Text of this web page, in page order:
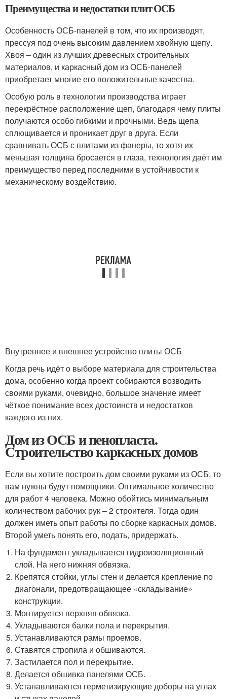
Преимущества и недостатки плит ОСБ
Особенность ОСБ-панелей в том, что их производят,
прессуя под очень высоким давлением хвойную щепу.
Хвоя – один из лучших древесных строительных
материалов, и каркасный дом из ОСБ-панелей
приобретает многие его положительные качества.
Особую роль в технологии производства играет
перекрёстное расположение щеп, благодаря чему плиты
получаются особо гибкими и прочными. Ведь щепа
сплющивается и проникает друг в друга. Если
сравнивать ОСБ с плитами из фанеры, то хотя их
меньшая толщина бросается в глаза, технология даёт им
преимущество перед последними в устойчивости к
механическому воздействию.
Внутреннее и внешнее устройство плиты ОСБ
Когда речь идёт о выборе материала для строительства
дома, особенно когда проект собираются возводить
своими руками, очевидно, большое значение имеет
чёткое понимание всех достоинств и недостатков
каждого из них.
Дом из ОСБ и пенопласта.
Строительство каркасных домов
Если вы хотите построить дом своими руками из ОСБ, то
вам нужны будут помощники. Оптимальное количество
для работ 4 человека. Можно обойтись минимальным
количеством рабочих рук – 2 строителя. Тогда один
должен иметь опыт работы по сборке каркасных домов.
Второй уметь понять его, подать, придержать.
На фундамент укладывается гидроизоляционный
слой. На него нижняя обвязка.
Крепятся стойки, углы стен и делается крепление по
диагонали, предотвращающее «складывание»
конструкции.
Монтируется верхняя обвязка.
Укладываются балки пола и перекрытия.
Устанавливаются рамы проемов.
Ставятся стропила и обшиваются.
Застилается пол и перекрытие.
Делается обшивка панелями ОСБ.
Устанавливаются герметизирующие доборы на углах